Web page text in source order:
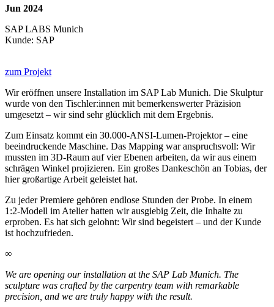
Jun 2024
SAP LABS Munich
Kunde: SAP
zum Projekt
Wir eröffnen unsere Installation im SAP Lab Munich. Die Skulptur
wurde von den Tischler:innen mit bemerkenswerter Präzision
umgesetzt – wir sind sehr glücklich mit dem Ergebnis.
Zum Einsatz kommt ein 30.000-ANSI-Lumen-Projektor – eine
beeindruckende Maschine. Das Mapping war anspruchsvoll: Wir
mussten im 3D-Raum auf vier Ebenen arbeiten, da wir aus einem
schrägen Winkel projizieren. Ein großes Dankeschön an Tobias, der
hier großartige Arbeit geleistet hat.
Zu jeder Premiere gehören endlose Stunden der Probe. In einem
1:2-Modell im Atelier hatten wir ausgiebig Zeit, die Inhalte zu
erproben. Es hat sich gelohnt: Wir sind begeistert – und der Kunde
ist hochzufrieden.
∞
We are opening our installation at the SAP Lab Munich. The
sculpture was crafted by the carpentry team with remarkable
precision, and we are truly happy with the result.